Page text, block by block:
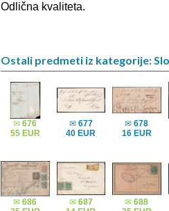
Odlična kvaliteta.
Ostali predmeti iz kategorije:
✉676
55 EUR
✉ 677
40 EUR
✉678
16 EUR
✉686
✉ 687
✉688